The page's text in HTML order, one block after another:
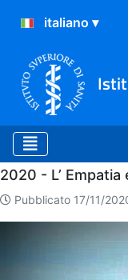
Home
2020 - L’
Pubblicato 17/11/